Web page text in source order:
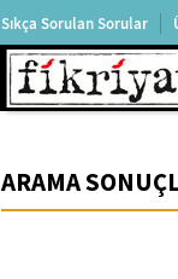
Sıkça Sorulan Sorular
ARAMA